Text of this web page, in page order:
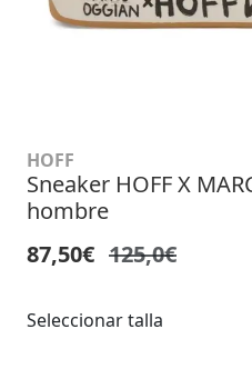
HOFF
Sneaker HOFF X
hombre
87,50€ 125,0€
Seleccionar talla